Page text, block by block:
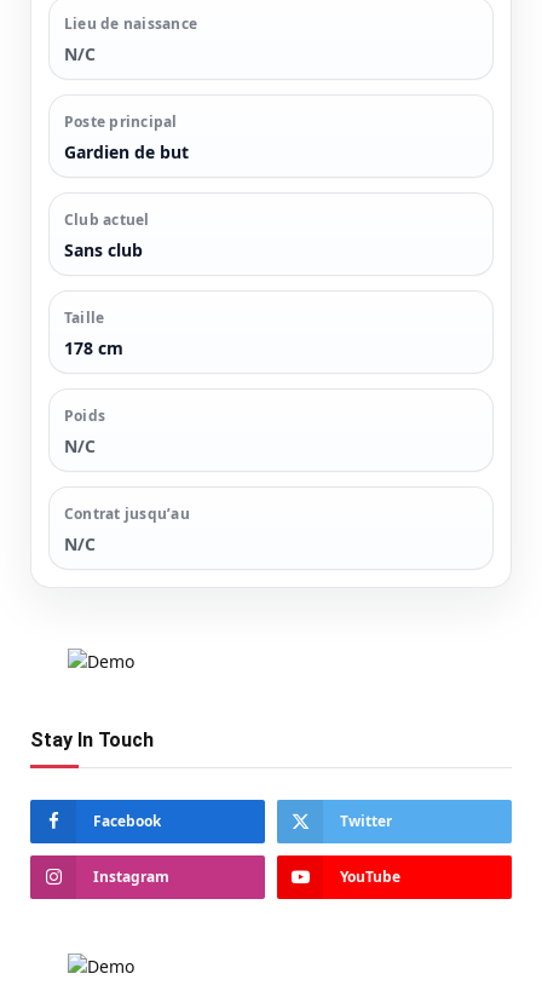
Lieu de naissance
N/C
Poste principal
Gardien de but
Club actuel
Sans club
Taille
178 cm
Poids
N/C
Contrat jusqu’au
N/C
Stay In Touch
Facebook Twitter
Instagram YouTube